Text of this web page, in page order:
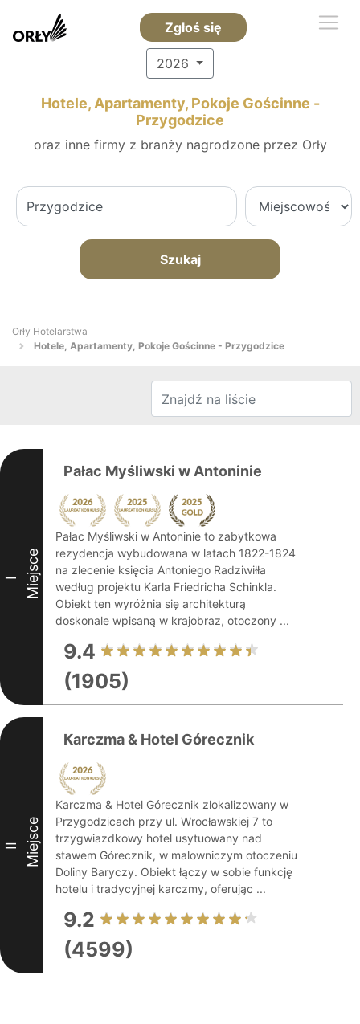
Zgłoś się
2026
Hotele, Apartamenty, Pokoje Gościnne -
Przygodzice
oraz inne firmy z branży nagrodzone przez Orły
Szukaj
Orły Hotelarstwa
Hotele, Apartamenty, Pokoje Gościnne - Przygodzice
I Miejsce
Pałac Myśliwski w Antoninie
Pałac Myśliwski w Antoninie to zabytkowa
rezydencja wybudowana w latach 1822-1824
na zlecenie księcia Antoniego Radziwiłła
według projektu Karla Friedricha Schinkla.
Obiekt ten wyróżnia się architekturą
doskonale wpisaną w krajobraz, otoczony ...
9.4
(1905)
II Miejsce
Karczma & Hotel Górecznik
Karczma & Hotel Górecznik zlokalizowany w
Przygodzicach przy ul. Wrocławskiej 7 to
trzygwiazdkowy hotel usytuowany nad
stawem Górecznik, w malowniczym otoczeniu
Doliny Baryczy. Obiekt łączy w sobie funkcję
hotelu i tradycyjnej karczmy, oferując ...
9.2
(4599)